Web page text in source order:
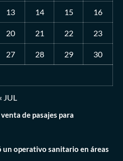
13 14 15 16
20 21 22 23
27 28 29 30
JUL
de pasajes para
un operativo sanitario en áreas